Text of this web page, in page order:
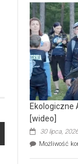
Ekologiczne
[wideo]
30 lipca, 2026
Możliwość